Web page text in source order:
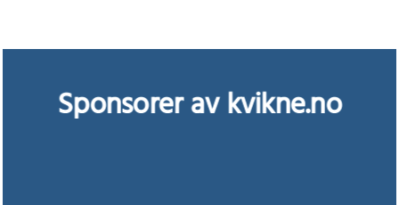
Sponsorer av kvikne.no